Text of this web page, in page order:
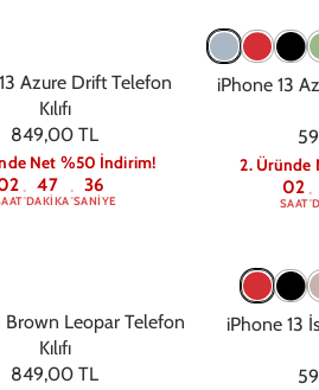
Azure Drift Telefon
Kılıfı
849,00 TL
Net %50 İndirim!
: 47
DAKIKA: 36
SANIYE
iPhone 13
2. Üründe
02
SAAT:
Brown Leopar Telefon
Kılıfı
849,00 TL
iPhone 13